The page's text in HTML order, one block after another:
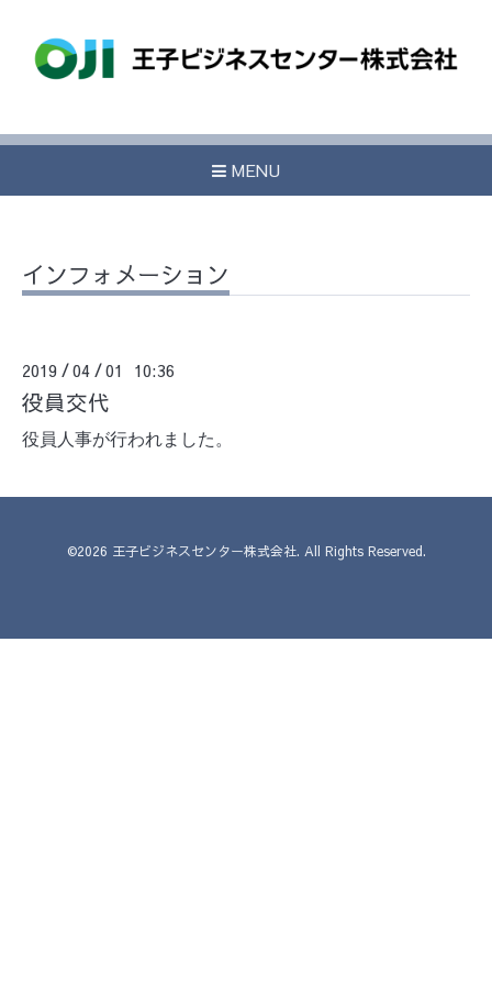
MENU
インフォメーション
2019 /04 /01 10:36
役員交代
役員人事が行われました。
©2026 王子ビジネスセンター株式会社. All Rights Reserved.